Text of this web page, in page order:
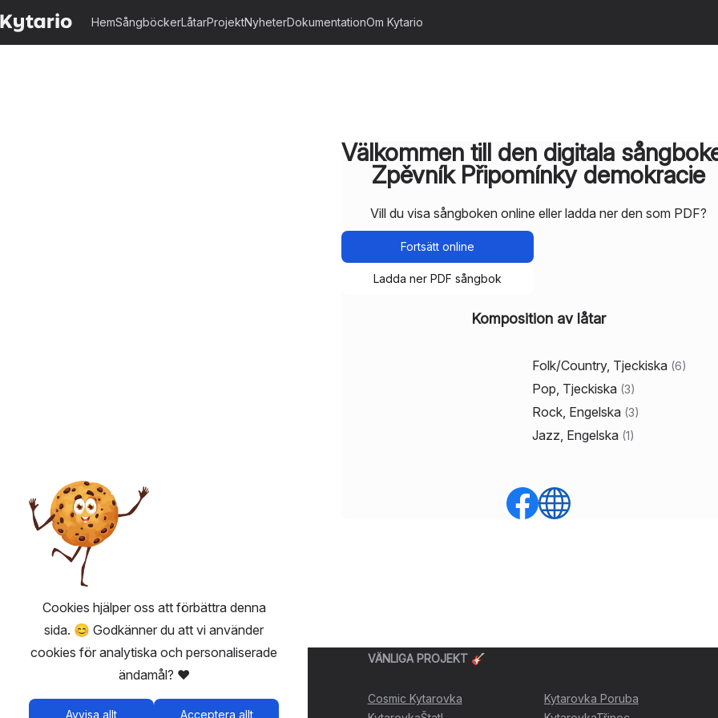
HemSångböckerLåtarProjektNyheterDokumentationOm Kytario
Välkommen till den digitala
Zpěvník Připomínky demokracie
Vill du visa sångboken online eller ladda ner den som PDF?
Fortsätt online
Ladda ner PDF sångbok
Komposition av låtar
Folk/Country, Tjeckiska (6)
Pop, Tjeckiska (3)
Rock, Engelska (3)
Jazz, Engelska (1)
ANVÄNDBART 💡
Fairplay - biljetter utan avgifter
VÄNLIGA PROJEKT 🎸
Cosmic Kytarovka
Kytarovka Poruba
Cookies hjälper oss att förbättra denna
sida. 😊 Godkänner du att vi använder
cookies för analytiska och personaliserade
ändamål? ❤️
Avvisa allt Acceptera allt